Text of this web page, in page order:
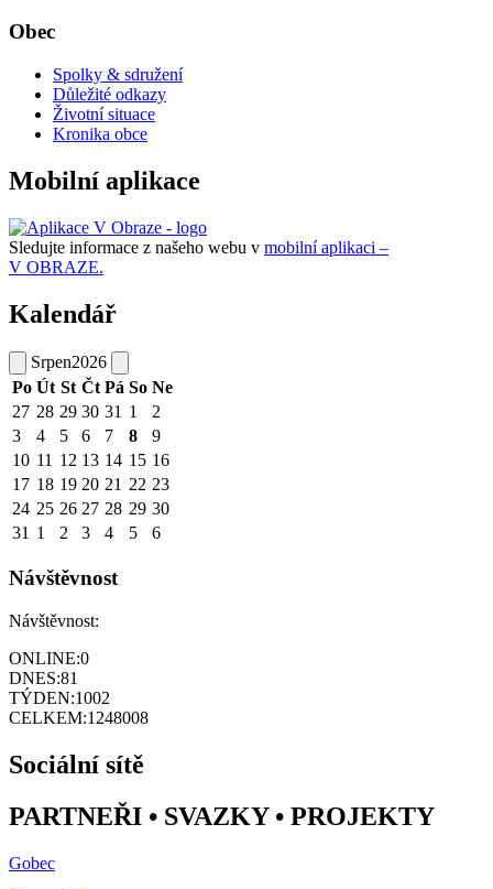
Obec
Spolky & sdružení
Důležité odkazy
Životní situace
Kronika obce
Mobilní aplikace
Sledujte informace z našeho webu v mobilní aplikaci –
V OBRAZE.
Kalendář
Srpen2026
Po Út St Čt Pá So Ne
27 28 29 30 31 1
2
3
4 5 6 7 8
9
10 11 12 13 14 15 16
17 18 19 20 21 22 23
24 25 26 27 28 29 30
31 1 2 3 4 5 6
Návštěvnost
Návštěvnost:
ONLINE:0
DNES:81
TÝDEN:1002
CELKEM:1248008
Sociální sítě
PARTNEŘI • SVAZKY • PROJEKTY
Gobec